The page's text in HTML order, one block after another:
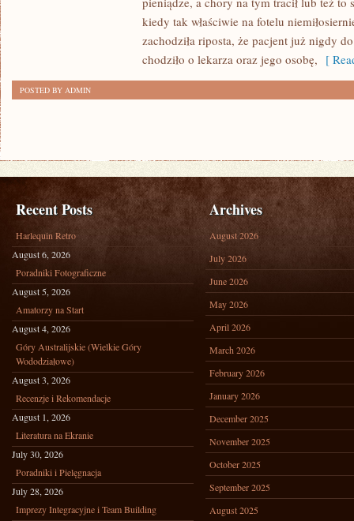
kiedy tak właściwie na fotelu
zachodziła riposta, że pacjent już nigdy
chodziło o lekarza oraz jego osobę, [
POSTED BY ADMIN
Recent Posts
Harlequin Retro
August 6, 2026
Poradniki Fotograficzne
August 5, 2026
Amatorzy na Start
August 4, 2026
Góry Australijskie (Wielkie Góry
Wododziałowe)
August 3, 2026
Recenzje i Rekomendacje
August 1, 2026
Literatura na Ekranie
July 30, 2026
Poradniki i Pielęgnacja
July 28, 2026
Imprezy Integracyjne i Team Building
Archives
August 2026
July 2026
June 2026
May 2026
April 2026
March 2026
February 2026
January 2026
December 2025
November 2025
October 2025
September 2025
August 2025